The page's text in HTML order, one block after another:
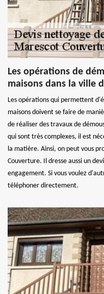
Les opérations de
maisons dans la ville
Les opérations qui permettent
maisons doivent se faire de
de réaliser des travaux de
qui sont très complexes, il est
la matière. Ainsi, on peut vous
Couverture. Il dresse aussi un
engagement. Si vous voulez
téléphoner directement.